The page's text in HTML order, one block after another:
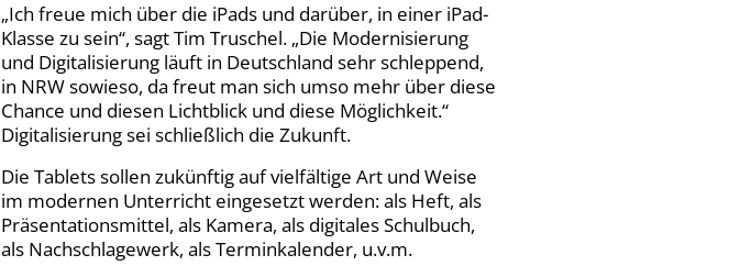
„Ich freue mich über die iPads und darüber, in einer iPad-
Klasse zu sein“, sagt Tim Truschel. „Die Modernisierung
und Digitalisierung läuft in Deutschland sehr schleppend,
in NRW sowieso, da freut man sich umso mehr über diese
Chance und diesen Lichtblick und diese Möglichkeit.“
Digitalisierung sei schließlich die Zukunft.
Die Tablets sollen zukünftig auf vielfältige Art und Weise
im modernen Unterricht eingesetzt werden: als Heft, als
Präsentationsmittel, als Kamera, als digitales Schulbuch,
als Nachschlagewerk, als Terminkalender, u.v.m.